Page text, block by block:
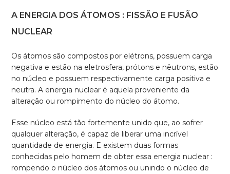
A ENERGIA DOS ÁTOMOS : FISSÃO E FUSÃO
NUCLEAR
Os átomos são compostos por elétrons, possuem carga
negativa e estão na eletrosfera, prótons e nêutrons, estão
no núcleo e possuem respectivamente carga positiva e
neutra. A energia nuclear é aquela proveniente da
alteração ou rompimento do núcleo do átomo.
Esse núcleo está tão fortemente unido que, ao sofrer
qualquer alteração, é capaz de liberar uma incrível
quantidade de energia. E existem duas formas
conhecidas pelo homem de obter essa energia nuclear :
rompendo o núcleo dos átomos ou unindo o núcleo de